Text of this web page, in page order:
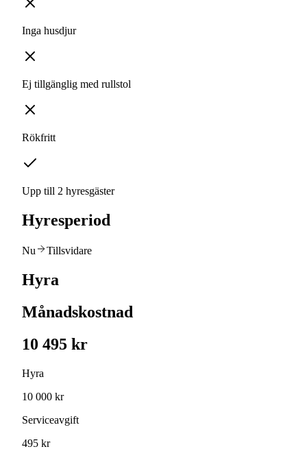
Inga husdjur
Ej tillgänglig med rullstol
Rökfritt
Upp till 2 hyresgäster
Hyresperiod
Nu Tillsvidare
Hyra
Månadskostnad
10 495 kr
Hyra
10 000 kr
Serviceavgift
495 kr